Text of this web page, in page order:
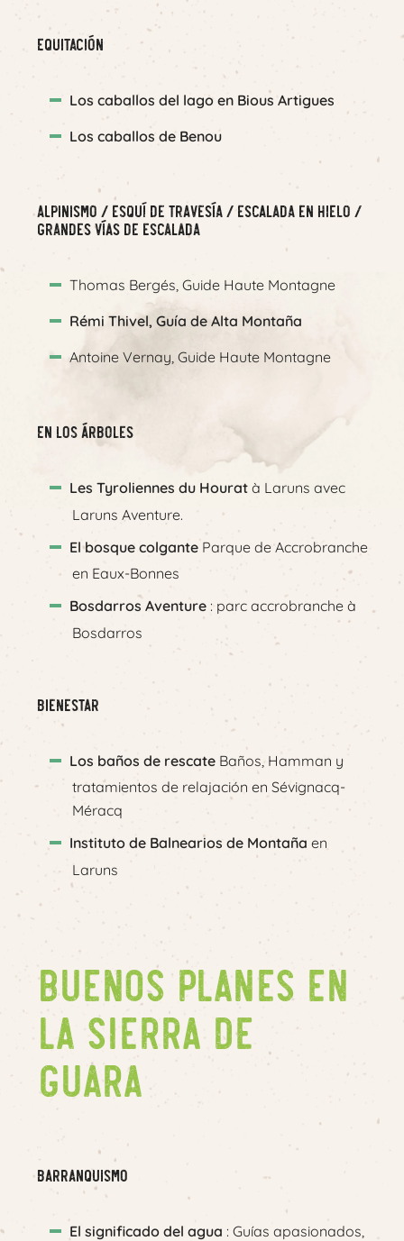
Equitación
Los caballos del lago en Bious Artigues
Los caballos de Benou
Alpinismo / Esquí de travesía / Escalada en hielo /
Grandes vías de escalada
Thomas Bergés, Guide Haute Montagne
Rémi Thivel, Guía de Alta Montaña
Antoine Vernay, Guide Haute Montagne
En los árboles
Les Tyroliennes du Houratà Laruns avec
Laruns Aventure.
El bosque colganteParque de Accrobranche
en Eaux-Bonnes
Bosdarros Aventure: parc accrobranche à
Bosdarros
Bienestar
Los baños de rescateBaños, Hamman y
tratamientos de relajación en Sévignacq-
Méracq
Instituto de Balnearios de Montaña en
Laruns
Buenos planes en
la Sierra de
Guara
Barranquismo
El significado del agua : Guías apasionados,